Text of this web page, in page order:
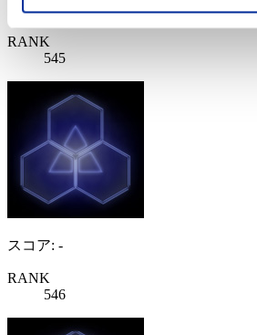
スコア: -
RANK
545
スコア: -
RANK
546